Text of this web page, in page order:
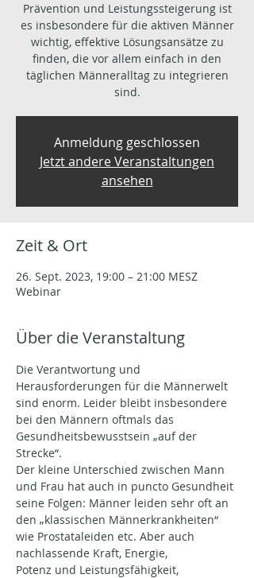
Prävention und Leistungssteigerung ist
es insbesondere für die aktiven Männer
wichtig, effektive Lösungsansätze zu
finden, die vor allem einfach in den
täglichen Männeralltag zu integrieren
sind.
Anmeldung geschlossen
Jetzt andere Veranstaltungen
ansehen
Zeit & Ort
26. Sept. 2023, 19:00 – 21:00 MESZ
Webinar
Über die Veranstaltung
Die Verantwortung und
Herausforderungen für die Männerwelt
sind enorm. Leider bleibt insbesondere
bei den Männern oftmals das
Gesundheitsbewusstsein „auf der
Strecke“.
Der kleine Unterschied zwischen Mann
und Frau hat auch in puncto Gesundheit
seine Folgen: Männer leiden sehr oft an
den „klassischen Männerkrankheiten“
wie Prostataleiden etc. Aber auch
nachlassende Kraft, Energie,
Potenz und Leistungsfähigkeit,